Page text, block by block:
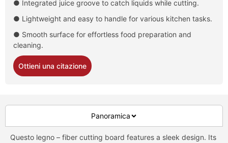
● Integrated juice groove to catch liquids while cutting.
● Lightweight and easy to handle for various kitchen tasks.
● Smooth surface for effortless food preparation and
cleaning.
Ottieni una citazione
Panoramica
Questo legno – fiber cutting board features a sleek design. Its